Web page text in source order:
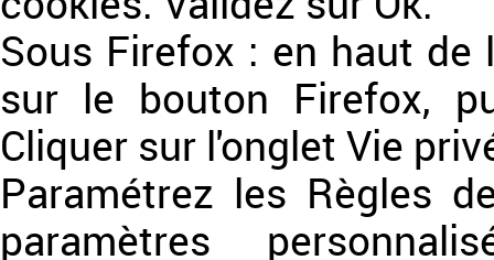
Sous Firefox : en haut de
sur le bouton Firefox,
Cliquer sur l'onglet Vie
Paramétrez les Règles
paramètres